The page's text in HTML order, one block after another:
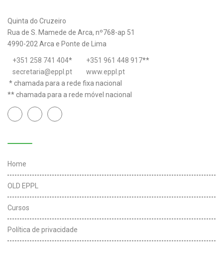
Quinta do Cruzeiro
Rua de S. Mamede de Arca, nº768-ap 51
4990-202 Arca e Ponte de Lima
+351 258 741 404* +351 961 448 917**
secretaria@eppl.pt
www.eppl.pt
* chamada para a rede fixa nacional
** chamada para a rede móvel nacional
Home
OLD EPPL
Cursos
Política de privacidade